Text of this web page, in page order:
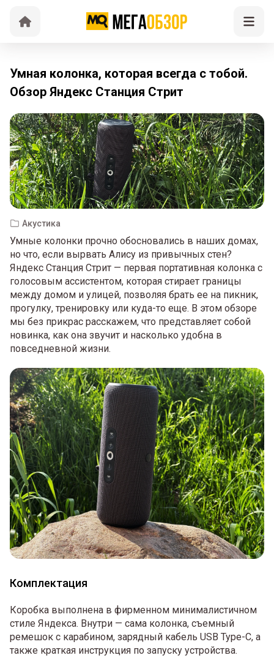
Умная колонка, которая всегда с тобой.
Обзор Яндекс Станция Стрит
Акустика
Умные колонки прочно обосновались в наших домах,
но что, если вырвать Алису из привычных стен?
Яндекс Станция Стрит — первая портативная колонка с
голосовым ассистентом, которая стирает границы
между домом и улицей, позволяя брать ее на пикник,
прогулку, тренировку или куда-то еще. В этом обзоре
мы без прикрас расскажем, что представляет собой
новинка, как она звучит и насколько удобна в
повседневной жизни.
Комплектация
Коробка выполнена в фирменном минималистичном
стиле Яндекса. Внутри — сама колонка, съемный
ремешок с карабином, зарядный кабель USB Type-C, а
также краткая инструкция по запуску устройства.